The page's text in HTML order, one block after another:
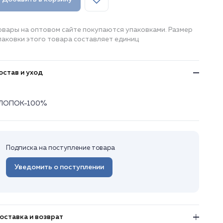
на оптовом сайте покупаются упаковками. Размер
этого товара составляет единиц
и уход
100%
Подписка на поступление товара
Уведомить о поступлении
и возврат